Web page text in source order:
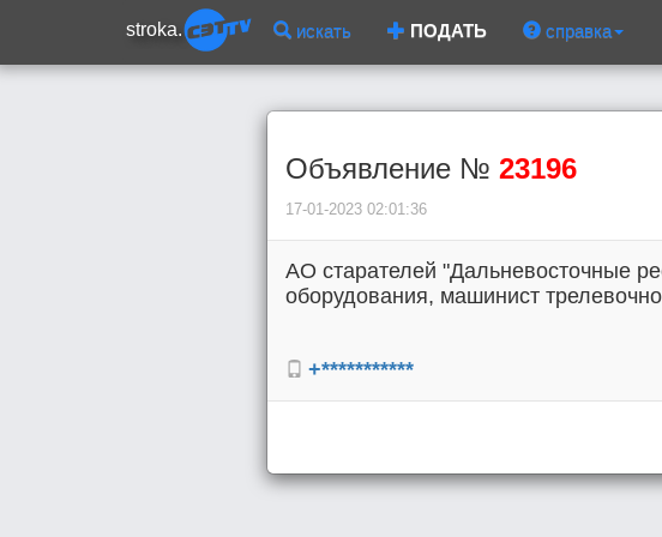
stroka. искать ПОДАТЬ справка
Объявление № 23196
17-01-2023 02:01:36
АО старателей "Дальневосточные
оборудования, машинист
+***********